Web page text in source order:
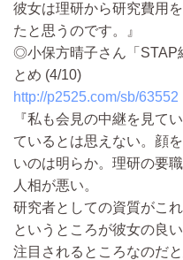
彼女は理研から研究費用
たと思うのです。』
◎小保方晴子さん「STAP
とめ (4/10)
http://p2525.com/sb/63552
『私も会見の中継を見て
ているとは思えない。顔
いのは明らか。理研の要
人相が悪い。
研究者としての資質がこ
というところが彼女の良
注目されるところなのだ